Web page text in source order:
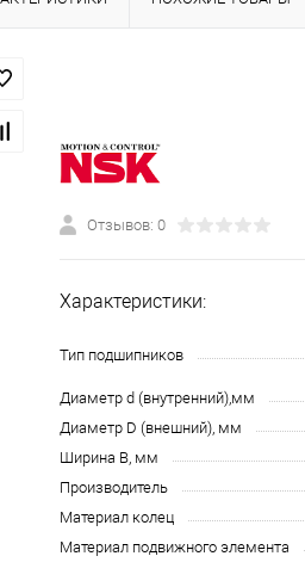
Отзывов: 0
Характеристики:
Тип подшипников
Диаметр d (внутренний),мм
Диаметр D (внешний), мм
Ширина B, мм
Производитель
Материал колец
Материал подвижного элемента